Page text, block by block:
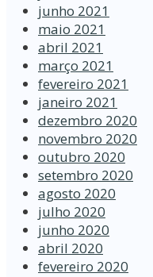
junho 2021
maio 2021
abril 2021
março 2021
fevereiro 2021
janeiro 2021
dezembro 2020
novembro 2020
outubro 2020
setembro 2020
agosto 2020
julho 2020
junho 2020
abril 2020
fevereiro 2020